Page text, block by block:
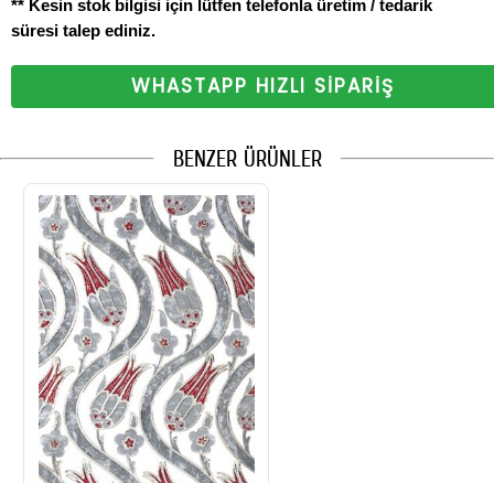
** Kesin stok bilgisi için lütfen telefonla üretim / tedarik
süresi talep ediniz.
WHASTAPP HIZLI SİPARİŞ
BENZER ÜRÜNLER